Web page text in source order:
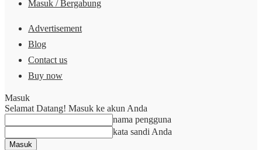
Masuk / Bergabung
Advertisement
Blog
Contact us
Buy now
Masuk
Selamat Datang! Masuk ke akun Anda
nama pengguna
kata sandi Anda